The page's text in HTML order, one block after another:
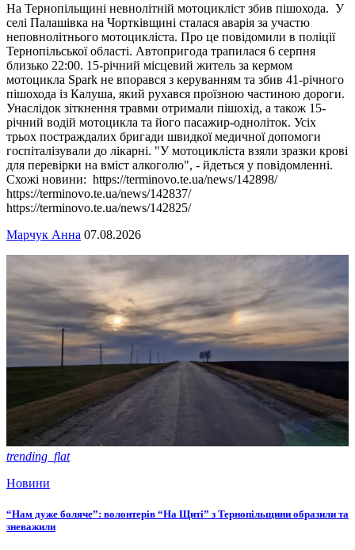
На Тернопільщині невнолітній мотоцикліст збив пішохода. У
селі Палашівка на Чортківщині сталася аварія за участю
неповнолітнього мотоцикліста. Про це повідомили в поліції
Тернопільської області. Автопригода трапилася 6 серпня
близько 22:00. 15-річний місцевий житель за кермом
мотоцикла Spark не впорався з керуванням та збив 41-річного
пішохода із Калуша, який рухався проїзною частиною дороги.
Унаслідок зіткнення травми отримали пішохід, а також 15-
річний водій мотоцикла та його пасажир-одноліток. Усіх
трьох постраждалих бригади швидкої медичної допомоги
госпіталізували до лікарні. "У мотоцикліста взяли зразки крові
для перевірки на вміст алкоголю", - йдеться у повідомленні.
Схожі новини: https://terminovo.te.ua/news/142898/
https://terminovo.te.ua/news/142837/
https://terminovo.te.ua/news/142825/
Марчук Анна 07.08.2026
trending_flat
Новини
“Нам дуже боляче”: волонтерів “На Щиті” з Тернопільщини образили та
зневажили